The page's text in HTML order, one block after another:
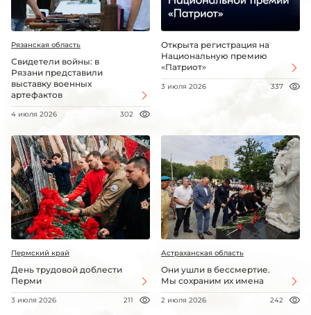
Рязанская область
Свидетели войны: в
Рязани представили
выставку военных
артефактов
4 июля 2026 302
Открыта регистрация на
Национальную премию
«Патриот»
3 июля 2026 337
Пермский край
День трудовой доблести
Перми
3 июля 2026 211
Астраханская область
Они ушли в бессмертие.
Мы сохраним их имена
2 июля 2026 242